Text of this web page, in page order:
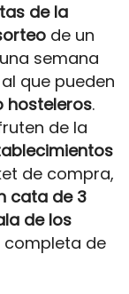
de la
de un
semana
que pueden
hosteleros.
de la
de compra,
cata de 3
de los
completa de